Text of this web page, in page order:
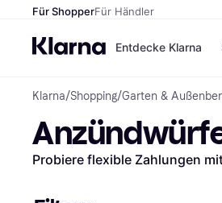
Für ShopperFür Händler
Entdecke Klarna
Klarna/Shopping/Garten &
Probiere flexible Zahlungen